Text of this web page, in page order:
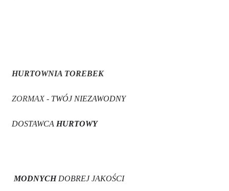
HURTOWNIA TOREBEK
ZORMAX - TWÓJ NIEZAWODNY
DOSTAWCA HURTOWY
MODNYCH DOBREJ JAKOŚCI